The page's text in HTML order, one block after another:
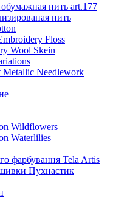
нить art.177
нить
Floss
Wool Skein
Needlework
Wildflowers
Waterlilies
фарбування Tela Artis
Пухнастик